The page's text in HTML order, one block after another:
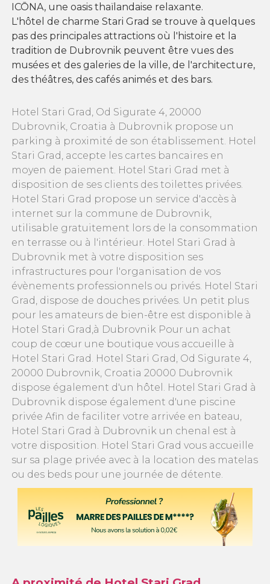
ICŌNA, une oasis thaïlandaise relaxante.
L'hôtel de charme Stari Grad se trouve à quelques
pas des principales attractions où l'histoire et la
tradition de Dubrovnik peuvent être vues des
musées et des galeries de la ville, de l'architecture,
des théâtres, des cafés animés et des bars.
Hotel Stari Grad, Od Sigurate 4, 20000
Dubrovnik, Croatia à Dubrovnik propose un
parking à proximité de son établissement. Hotel
Stari Grad, accepte les cartes bancaires en
moyen de paiement. Hotel Stari Grad met à
disposition de ses clients des toilettes privées.
Hotel Stari Grad propose un service d'accès à
internet sur la commune de Dubrovnik,
utilisable gratuitement lors de la consommation
en terrasse ou à l'intérieur. Hotel Stari Grad à
Dubrovnik met à votre disposition ses
infrastructures pour l'organisation de vos
évènements professionnels ou privés. Hotel Stari
Grad, dispose de douches privées. Un petit plus
pour les amateurs de bien-être est disponible à
Hotel Stari Grad,à Dubrovnik Pour un achat
coup de cœur une boutique vous accueille à
Hotel Stari Grad. Hotel Stari Grad, Od Sigurate 4,
20000 Dubrovnik, Croatia 20000 Dubrovnik
dispose également d'un hôtel. Hotel Stari Grad à
Dubrovnik dispose également d'une piscine
privée Afin de faciliter votre arrivée en bateau,
Hotel Stari Grad à Dubrovnik un chenal est à
votre disposition. Hotel Stari Grad vous accueille
sur sa plage privée avec à la location des matelas
ou des beds pour une journée de détente.